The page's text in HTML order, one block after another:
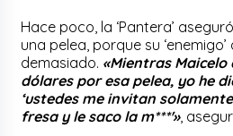
Hace poco, la ‘Pantera’
una pelea, porque su
demasiado. «Mientras Maicelo
dólares por esa pelea, yo he
‘ustedes me invitan
fresa y le saco la m***'»,